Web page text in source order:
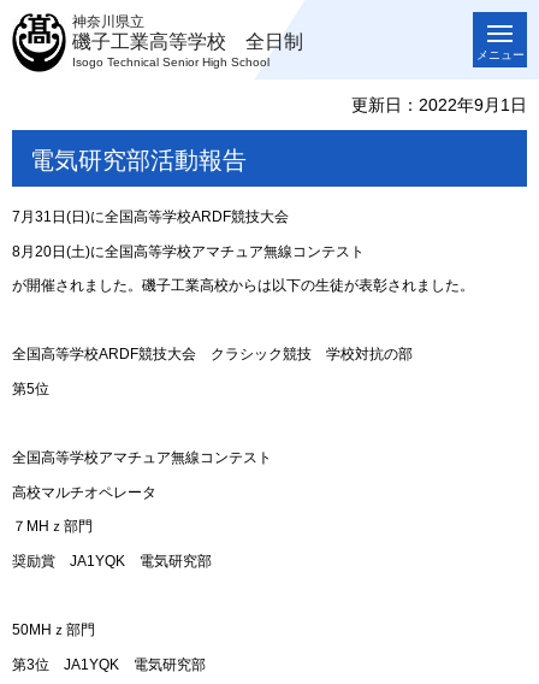
神奈川県立
磯子工業高等学校 全日制
Isogo Technical Senior High School
メニュー
更新日：2022年9月1日
電気研究部活動報告
7月31日(日)に全国高等学校ARDF競技大会
8月20日(土)に全国高等学校アマチュア無線コンテスト
が開催されました。磯子工業高校からは以下の生徒が表彰されました。
全国高等学校ARDF競技大会 クラシック競技 学校対抗の部
第5位
全国高等学校アマチュア無線コンテスト
高校マルチオペレータ
７MHｚ部門
奨励賞 JA1YQK 電気研究部
50MHｚ部門
第3位 JA1YQK 電気研究部